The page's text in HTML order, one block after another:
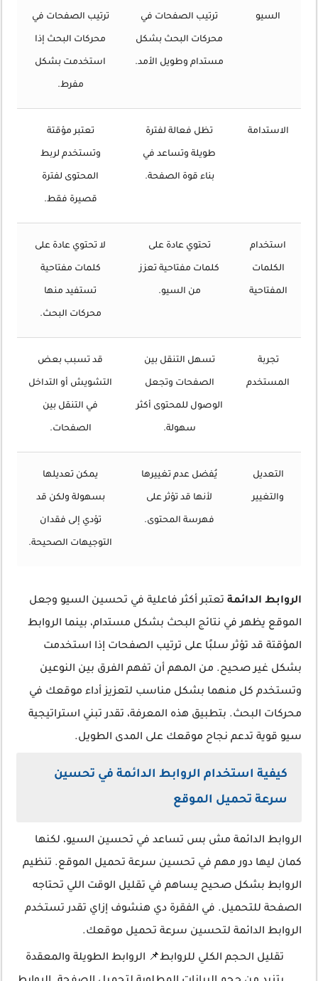
السيو ترتيب الصفحات في
محركات البحث بشكل
مستدام وطويل الأمد.
ترتيب الصفحات في
محركات البحث إذا
استخدمت بشكل
مفرط.
الاستدامة تظل فعالة لفترة
طويلة وتساعد في
بناء قوة الصفحة.
تعتبر مؤقتة
وتستخدم لربط
المحتوى لفترة
قصيرة فقط.
استخدام
الكلمات
المفتاحية
تحتوي عادة على
كلمات مفتاحية تعزز
من السيو.
لا تحتوي عادة على
كلمات مفتاحية
تستفيد منها
محركات البحث.
تجربة
المستخدم
تسهل التنقل بين
الصفحات وتجعل
الوصول للمحتوى أكثر
سهولة.
قد تسبب بعض
التشويش أو التداخل
في التنقل بين
الصفحات.
التعديل
والتغيير
يُفضل عدم تغييرها
لأنها قد تؤثر على
فهرسة المحتوى.
يمكن تعديلها
بسهولة ولكن قد
تؤدي إلى فقدان
التوجيهات الصحيحة.
الروابط الدائمة تعتبر أكثر فاعلية في تحسين السيو وجعل
الموقع يظهر في نتائج البحث بشكل مستدام، بينما الروابط
المؤقتة قد تؤثر سلبًا على ترتيب الصفحات إذا استخدمت
بشكل غير صحيح. من المهم أن تفهم الفرق بين النوعين
وتستخدم كل منهما بشكل مناسب لتعزيز أداء موقعك في
محركات البحث. بتطبيق هذه المعرفة، تقدر تبني استراتيجية
سيو قوية تدعم نجاح موقعك على المدى الطويل.
كيفية استخدام الروابط الدائمة في تحسين
سرعة تحميل الموقع
الروابط الدائمة مش بس تساعد في تحسين السيو، لكنها
كمان ليها دور مهم في تحسين سرعة تحميل الموقع. تنظيم
الروابط بشكل صحيح يساهم في تقليل الوقت اللي تحتاجه
الصفحة للتحميل. في الفقرة دي هنشوف إزاي تقدر تستخدم
الروابط الدائمة لتحسين سرعة تحميل موقعك.
تقليل الحجم الكلي للروابط📌 الروابط الطويلة والمعقدة